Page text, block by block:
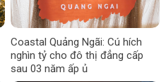
Coastal Quảng Ngãi: Cú hích
nghìn tỷ cho đô thị đẳng cấp
sau 03 năm ấp ủ